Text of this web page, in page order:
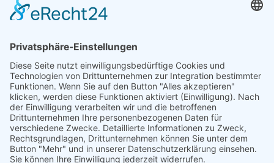
AWO Altenwohnanlage Riederwald